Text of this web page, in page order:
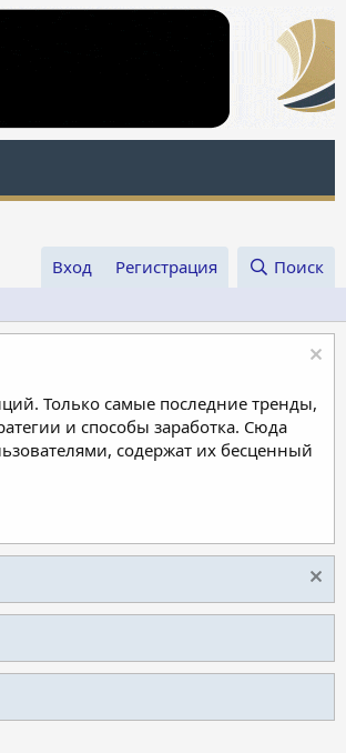
Вход Регистрация Поиск
Только самые последние тренды,
и способы заработка. Сюда
содержат их бесценный